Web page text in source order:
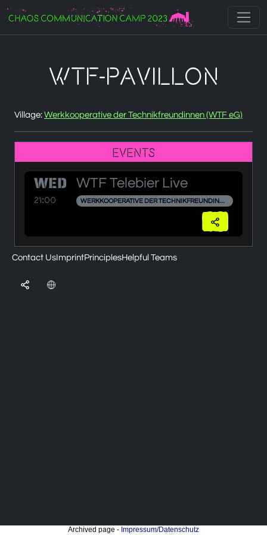
Zur Navigation
Zum Inhalt
WTF-Pavillon
Village: Werkkooperative der Technikfreundinnen (WTF eG)
Events
WED
21:00
WTF Telebier Live
WERKKOOPERATIVE DER TECHNIKFREUNDINNEN (WTF EG)
Contact Us ImprintPrinciplesHelpful Teams
Archived page - Impressum/Datenschutz